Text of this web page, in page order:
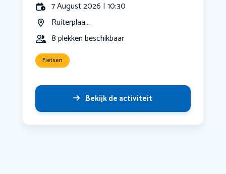
7 August 2026 | 10:30
Ruiterplaa...
8 plekken beschikbaar
Fietsen
Bekijk de activiteit